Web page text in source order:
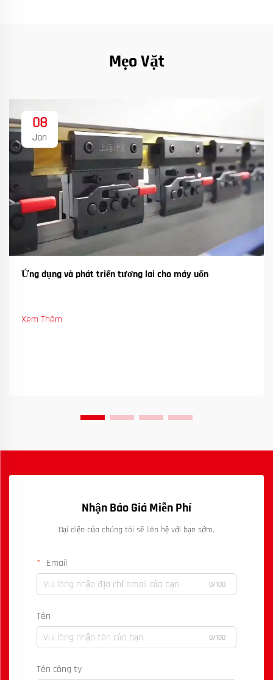
Mẹo Vặt
08
Jan
Ứng dụng và phát triển tương lai cho máy uốn
Xem Thêm
Nhận Báo Giá Miễn Phí
Đại diện của chúng tôi sẽ liên hệ với bạn sớm.
Email
0/100
Tên
0/100
Tên công ty